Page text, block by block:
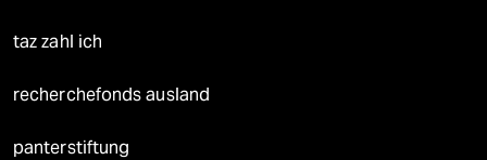
taz zahl ich
recherchefonds ausland
panterstiftung